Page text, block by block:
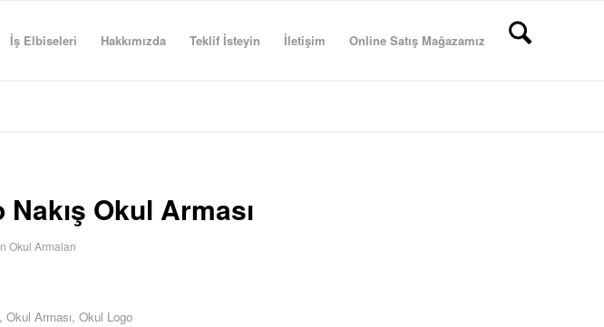
İş Elbiseleri Hakkımızda Teklif İsteyin İletişim Online Satış Mağazamız
Okul Arması
Okul Armaları
, Okul Arması, Okul Logo